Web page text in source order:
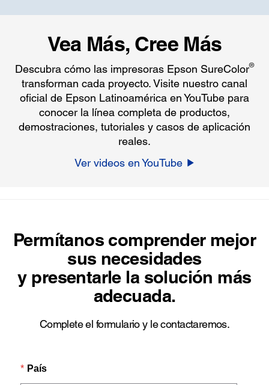
Vea Más, Cree Más
Descubra cómo las impresoras Epson SureColor®
transforman cada proyecto. Visite nuestro canal
oficial de Epson Latinoamérica en YouTube para
conocer la línea completa de productos,
demostraciones, tutoriales y casos de aplicación
reales.
Ver videos en YouTube
Permítanos comprender mejor
sus necesidades
y presentarle la solución más
adecuada.
Complete el formulario y le contactaremos.